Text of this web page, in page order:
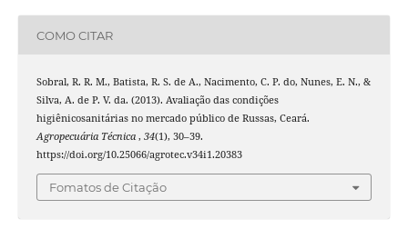
COMO CITAR
Sobral, R. R. M., Batista, R. S. de A., Nacimento, C. P. do, Nunes, E. N., &
Silva, A. de P. V. da. (2013). Avaliação das condições
higiênicosanitárias no mercado público de Russas, Ceará.
Agropecuária Técnica , 34(1), 30–39.
https://doi.org/10.25066/agrotec.v34i1.20383
Fomatos de Citação